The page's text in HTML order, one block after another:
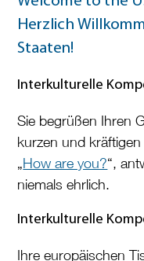
Herzlich
Staaten!
Interkulturelle
Sie begrüßen Ihren
kurzen und
„How are you?“,
niemals ehrlich.
Interkulturelle
Ihre europäischen